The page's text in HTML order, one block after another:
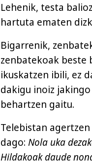
Lehenik, testa
hartuta ematen
Bigarrenik,
zenbatekoak beste
ikuskatzen ibili, ez
dakigu inoiz
behartzen gaitu.
Telebistan
dago: Nola uka
Hildakoak daude